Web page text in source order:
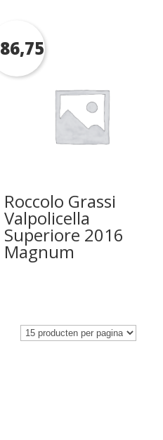
Roccolo Grassi
Valpolicella
Superiore 2016
Magnum
86,75